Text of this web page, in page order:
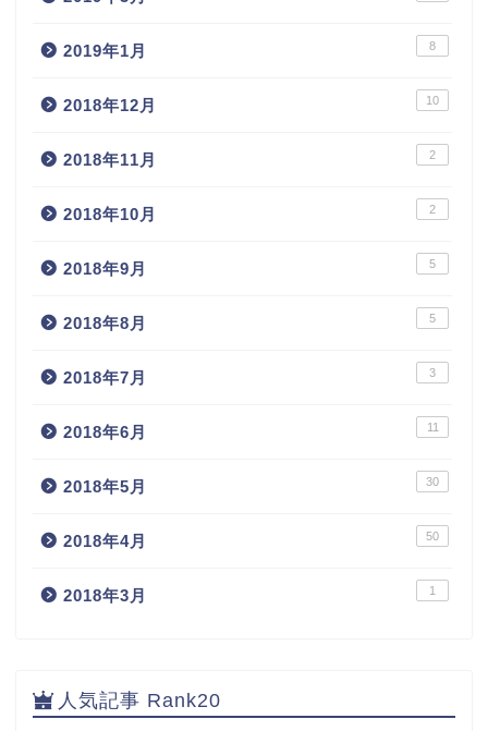
2019年1月 8
2018年12月 10
2018年11月 2
2018年10月 2
2018年9月 5
2018年8月 5
2018年7月 3
2018年6月 11
2018年5月 30
2018年4月 50
2018年3月 1
人気記事 Rank20